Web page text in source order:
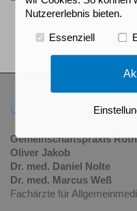
ÜBER UNS
Gemeinschaftspraxis
Oliver Jakob
Dr. med. Daniel Nolte
Dr. med. Marcus Weß
Fachärzte für
Nutzererlebnis bieten.
Essenziell